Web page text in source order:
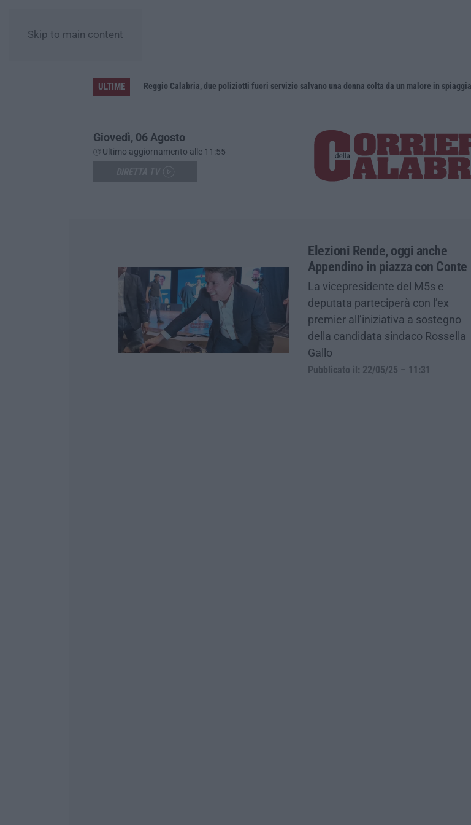
Skip to main content
ULTIME
Appalti pubblici gestiti da una struttura “ombra” tra Sicilia e Reggio Calabria: 12 misure cautelari Reggio Calabria, due poliziotti fuori servizio salvano una donna colta da un malore in spiaggia
Giovedì, 06 Agosto
Ultimo aggiornamento alle 11:55
Elezioni Rende, oggi anche
Appendino in piazza con Conte
La vicepresidente del M5s e
deputata parteciperà con l’ex
premier all’iniziativa a sostegno
della candidata sindaco Rossella
Gallo
Pubblicato il: 22/05/25 – 11:31